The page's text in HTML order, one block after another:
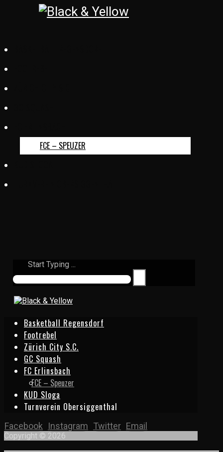
FCE – SPEUZER
Start Typing ...
Basketball Regensdorf
Footrebel
Zürich City S.C.
GC Squash
FC Erlinsbach
FCE – Speuzer
KUD Sloga
Turnverein Obersiggenthal
Facebook Instagram Twitter Email
Copyright © 2026